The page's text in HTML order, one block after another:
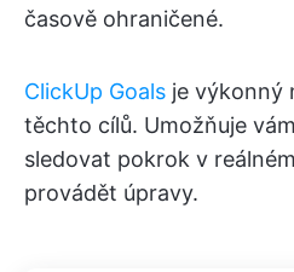
časově ohraničené.
ClickUp Goals je výkonný
těchto cílů. Umožňuje
sledovat pokrok v
provádět úpravy.